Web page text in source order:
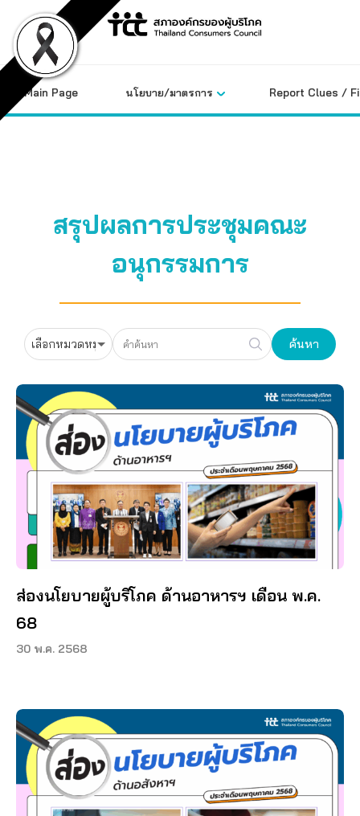
content
Main Page นโยบาย/มาตรการ Report Clues /
สรุปผลการประชุมคณะ
อนุกรรมการ
ค้นหา
ส่องนโยบายผู้บริโภค ด้านอาหารฯ เดือน พ.ค.
68
30 พ.ค. 2568